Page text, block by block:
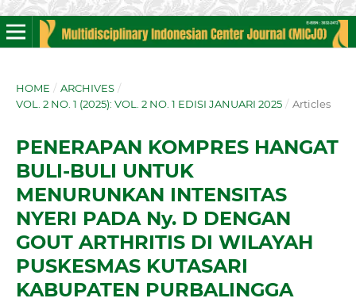
HOME / ARCHIVES /
VOL. 2 NO. 1 (2025): VOL. 2 NO. 1 EDISI JANUARI 2025 / Articles
PENERAPAN KOMPRES HANGAT
BULI-BULI UNTUK
MENURUNKAN INTENSITAS
NYERI PADA Ny. D DENGAN
GOUT ARTHRITIS DI WILAYAH
PUSKESMAS KUTASARI
KABUPATEN PURBALINGGA